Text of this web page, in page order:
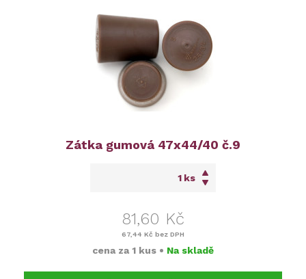
Zátka gumová 47x44/40 č.9
ks
81,60 Kč
67,44 Kč bez DPH
cena za 1 kus • Na skladě